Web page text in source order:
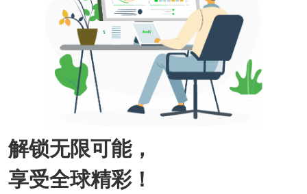
解锁无限可能，
享受全球精彩！